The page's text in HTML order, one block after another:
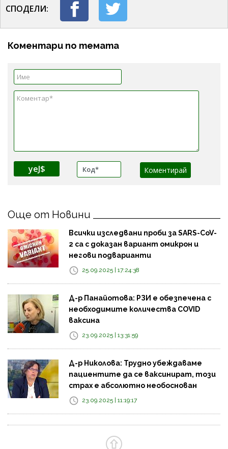
СПОДЕЛИ:
Коментари по темата
yeJ$
Още от Новини
Всички изследвани проби за SARS-CoV-
2 са с доказан вариант омикрон и
негови подварианти
25.09.2025 | 17:24:38
Д-р Панайотова: РЗИ е обезпечена с
необходимите количества COVID
ваксина
23.09.2025 | 13:31:59
Д-р Николова: Трудно убеждаваме
пациентите да се ваксинират, този
страх е абсолютно необоснован
23.09.2025 | 11:19:17